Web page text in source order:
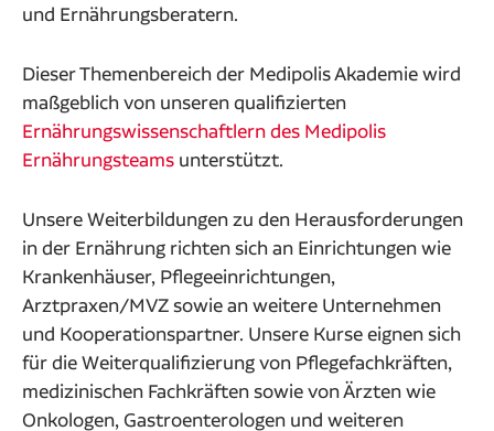
und Ernährungsberatern.
Dieser Themenbereich der Medipolis Akademie wird
maßgeblich von unseren qualifizierten
Ernährungswissenschaftlern des Medipolis
Ernährungsteams unterstützt.
Unsere Weiterbildungen zu den Herausforderungen
in der Ernährung richten sich an Einrichtungen wie
Krankenhäuser, Pflegeeinrichtungen,
Arztpraxen/MVZ sowie an weitere Unternehmen
und Kooperationspartner. Unsere Kurse eignen sich
für die Weiterqualifizierung von Pflegefachkräften,
medizinischen Fachkräften sowie von Ärzten wie
Onkologen, Gastroenterologen und weiteren